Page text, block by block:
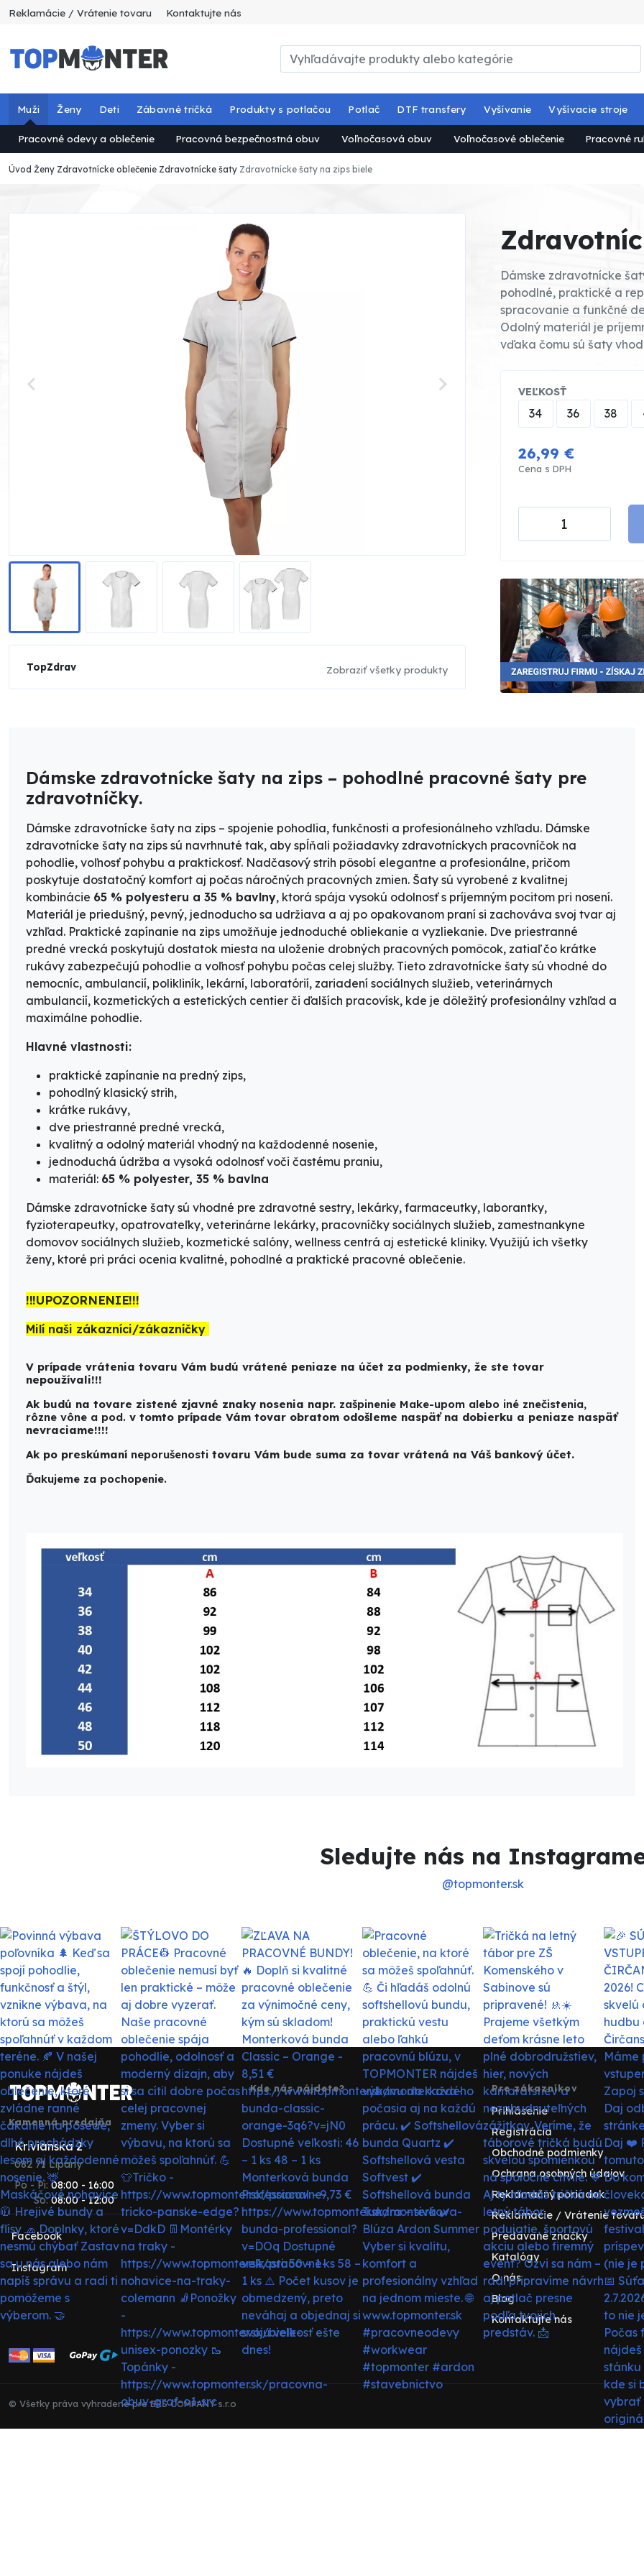
Reklamácie / Vrátenie tovaru Kontaktujte nás
Muži
Pracovné odevy a oblečenie Pracovná bezpečnostná obuv Voľnočasová obuv Voľnočasové oblečenie Pracovné
Ženy Deti Zábavné tričká Produkty s potlačou Potlač DTF transfery Vyšívanie Vyšívacie stroje
Úvod Ženy Zdravotnícke oblečenie Zdravotnícke šaty Zdravotnícke šaty na zips biele
TopZdrav Zobraziť všetky produkty
Dámske zdravotnícke
pohodlné, praktické a
spracovanie a funkčné
Odolný materiál je
vďaka čomu sú šaty
VEĽKOSŤ
34 36 38
26,99 €
Cena s DPH
Dámske zdravotnícke šaty na zips – pohodlné pracovné šaty pre
zdravotníčky.
Dámske zdravotnícke šaty na zips – spojenie pohodlia, funkčnosti a profesionálneho vzhľadu. Dámske
zdravotnícke šaty na zips sú navrhnuté tak, aby spĺňali požiadavky zdravotníckych pracovníčok na
pohodlie, voľnosť pohybu a praktickosť. Nadčasový strih pôsobí elegantne a profesionálne, pričom
poskytuje dostatočný komfort aj počas náročných pracovných zmien. Šaty sú vyrobené z kvalitnej
kombinácie 65 % polyesteru a 35 % bavlny, ktorá spája vysokú odolnosť s príjemným pocitom pri nosení.
Materiál je priedušný, pevný, jednoducho sa udržiava a aj po opakovanom praní si zachováva svoj tvar aj
vzhľad. Praktické zapínanie na zips umožňuje jednoduché obliekanie a vyzliekanie. Dve priestranné
predné vrecká poskytujú dostatok miesta na uloženie drobných pracovných pomôcok, zatiaľ čo krátke
rukávy zabezpečujú pohodlie a voľnosť pohybu počas celej služby. Tieto zdravotnícke šaty sú vhodné do
nemocníc, ambulancií, polikliník, lekární, laboratórií, zariadení sociálnych služieb, veterinárnych
ambulancií, kozmetických a estetických centier či ďalších pracovísk, kde je dôležitý profesionálny vzhľad a
maximálne pohodlie.
Hlavné vlastnosti:
praktické zapínanie na predný zips,
pohodlný klasický strih,
krátke rukávy,
dve priestranné predné vrecká,
kvalitný a odolný materiál vhodný na každodenné nosenie,
jednoduchá údržba a vysoká odolnosť voči častému praniu,
materiál: 65 % polyester, 35 % bavlna
Dámske zdravotnícke šaty sú vhodné pre zdravotné sestry, lekárky, farmaceutky, laborantky,
fyzioterapeutky, opatrovateľky, veterinárne lekárky, pracovníčky sociálnych služieb, zamestnankyne
domovov sociálnych služieb, kozmetické salóny, wellness centrá aj estetické kliniky. Využijú ich všetky
ženy, ktoré pri práci ocenia kvalitné, pohodlné a praktické pracovné oblečenie.
!!!UPOZORNENIE!!!
Milí naši zákazníci/zákazníčky
V prípade vrátenia tovaru Vám budú vrátené peniaze na účet za podmienky, že ste tovar
nepoužívali!!!
Ak budú na tovare zistené zjavné znaky nosenia napr. zašpinenie Make-upom alebo iné znečistenia,
rôzne vône a pod. v tomto prípade Vám tovar obratom odošleme naspäť na dobierku a peniaze naspäť
nevraciame!!!!
Ak po preskúmaní neporušenosti tovaru Vám bude suma za tovar vrátená na Váš bankový účet.
Ďakujeme za pochopenie.
Sledujte nás na
@topmonter.sk
Kamenná predajňa
Krivianska 2
082 71 Lipany
Po - Pi:
So:
08:00 - 16:00
08:00 - 12:00
Facebook
Instagram
Kde nás nájdete? Pre zákazníkov
Prihlásenie
Registrácia
Obchodné podmienky
Ochrana osobných údajov
Reklamačný poriadok
Reklamácie / Vrátenie
Predávané značky
Katalógy
O nás
Blog
Kontaktujte nás
© Všetky práva vyhradené pre BRS COMPANY s.r.o